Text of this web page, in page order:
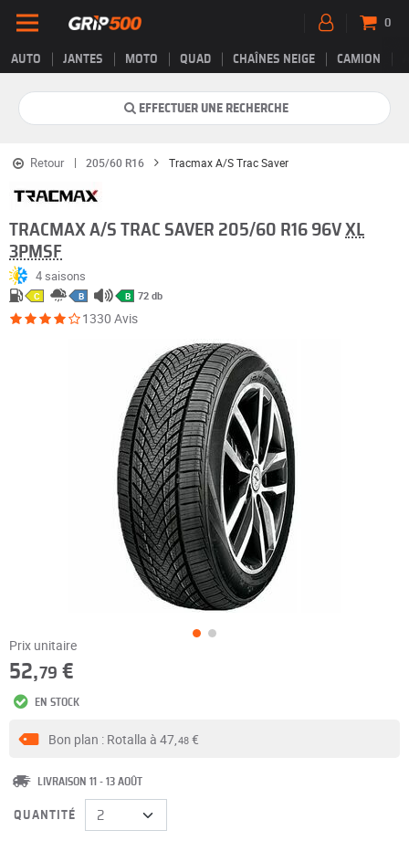
AUTO JANTES MOTO QUAD CHAÎNES NEIGE CAMION
0
EFFECTUER UNE RECHERCHE
Retour 205/60 R16 Tracmax A/S Trac Saver
TRACMAX A/S TRAC SAVER 205/60 R16 96V XL
3PMSF
4 saisons
C B B 72 db
1330 Avis
Prix unitaire
52,79 €
EN STOCK
Bon plan : Rotalla à 47,48€
LIVRAISON 11 - 13 AOÛT
QUANTITÉ